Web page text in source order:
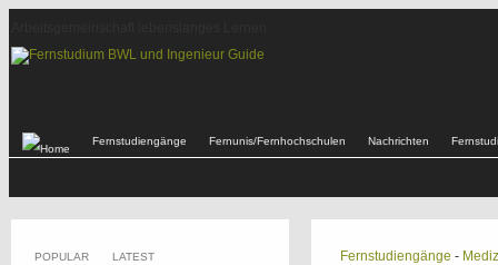
Fernstudiengänge Fernunis/Fernhochschulen Nachrichten
Fernstudiengänge -
POPULAR LATEST